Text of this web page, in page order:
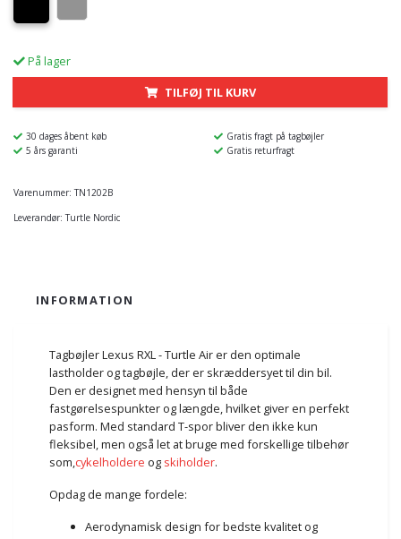
På lager
TILFØJ TIL KURV
30 dages åbent køb
Gratis fragt på tagbøjler
5 års garanti
Gratis returfragt
Varenummer: TN1202B
Leverandør: Turtle Nordic
INFORMATION
Tagbøjler Lexus RXL - Turtle Air er den optimale
lastholder og tagbøjle, der er skræddersyet til din bil.
Den er designet med hensyn til både
fastgørelsespunkter og længde, hvilket giver en perfekt
pasform. Med standard T-spor bliver den ikke kun
fleksibel, men også let at bruge med forskellige tilbehør
som,cykelholdere og skiholder.
Opdag de mange fordele:
Aerodynamisk design for bedste kvalitet og